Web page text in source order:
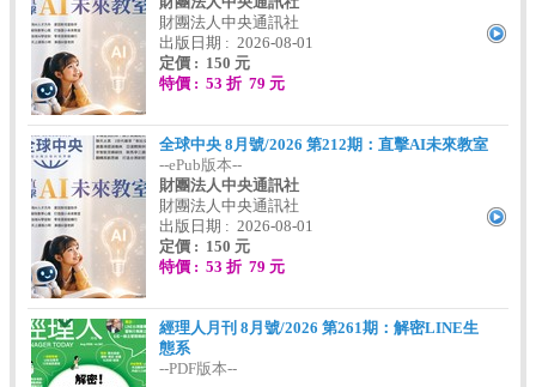
財團法人中央通訊社
出版日期 : 2026-08-01
定價 : 150 元
特價 : 53 折 79 元
全球中央 8月號/2026 第212期：直擊AI未來教室
--ePub版本--
財團法人中央通訊社
財團法人中央通訊社
出版日期 : 2026-08-01
定價 : 150 元
特價 : 53 折 79 元
經理人月刊 8月號/2026 第261期：解密LINE生
態系
--PDF版本--